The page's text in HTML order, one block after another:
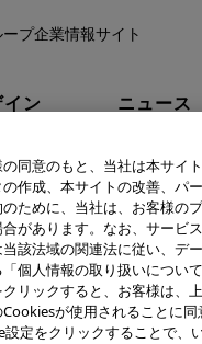
プ企業情報サイト
ン ニュース
ツ庁「
の同意のもと、当社は本サイ
作成、本サイトの改善、パ
ために、当社は、お客様の
があります。なお、サービ
当該法域の関連法に従い、デ
「個人情報の取り扱いについ
クリックすると、お客様は、
が使用されることに
設定をクリックすることで、